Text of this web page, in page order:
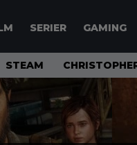
SERIER GAMING
STEAM